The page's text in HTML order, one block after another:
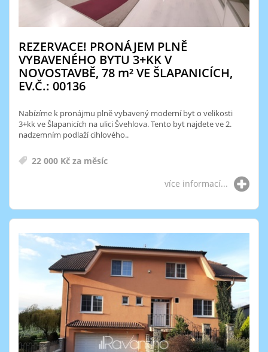
REZERVACE! PRONÁJEM PLNĚ
VYBAVENÉHO BYTU 3+KK V
NOVOSTAVBĚ, 78 m²VE ŠLAPANICÍCH,
EV.Č.: 00136
Nabízíme k pronájmu plně vybavený moderní byt o velikosti
3+kk ve Šlapanicích na ulici Švehlova. Tento byt najdete ve 2.
nadzemním podlaží cihlového..
22 000 Kč za měsíc
více informací...